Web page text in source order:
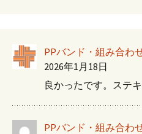
PPバンド・組み合わ
2026年1月18日
良かったです。ステ
PPバンド・組み合わ